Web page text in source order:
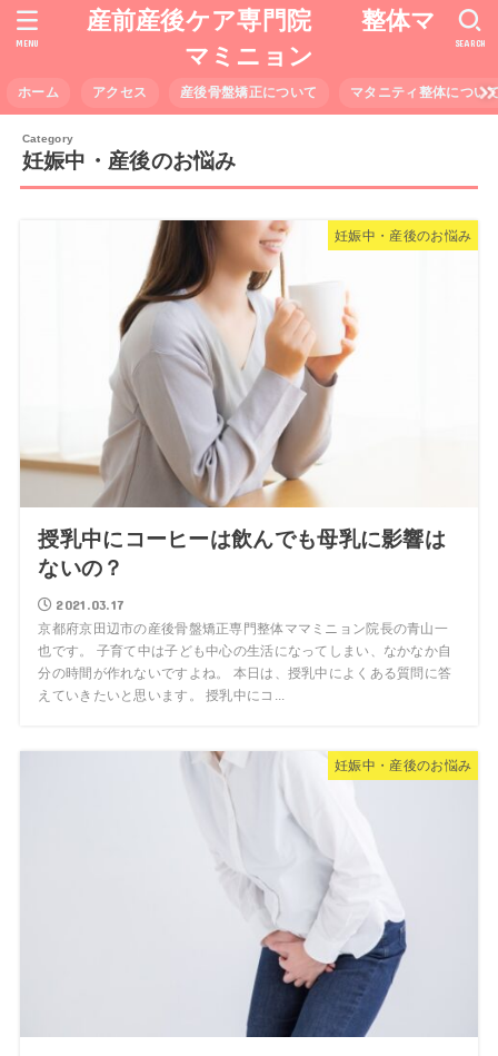
産前産後ケア専門院 整体マ
マミニョン
ホーム アクセス 産後骨盤矯正について マタニティ整体につい
SEARCH
MENU
妊娠中・産後のお悩み
妊娠中・産後のお悩み
授乳中にコーヒーは飲んでも母乳に影響は
ないの？
2021.03.17
京都府京田辺市の産後骨盤矯正専門整体ママミニョン院長の青山一
也です。 子育て中は子ども中心の生活になってしまい、なかなか自
分の時間が作れないですよね。 本日は、授乳中によくある質問に答
えていきたいと思います。 授乳中にコ...
妊娠中・産後のお悩み